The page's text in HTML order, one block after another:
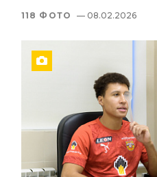
118 ФОТО — 08.02.2026